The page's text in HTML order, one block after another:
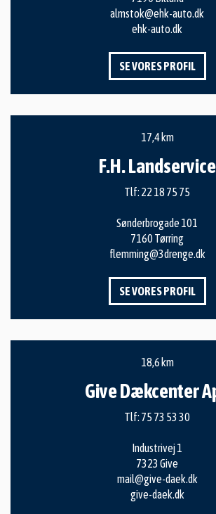
almstok@ehk-auto.dk
ehk-auto.dk
SE VORES PROFIL
17,4 km
F.H. Landservice
Tlf: 22 18 75 75
Sønderbrogade 101
7160 Tørring
flemming@3drenge.dk
SE VORES PROFIL
18,6 km
Give Dækcenter
Tlf: 75 73 53 30
Industrivej 1
7323 Give
mail@give-daek.dk
give-daek.dk